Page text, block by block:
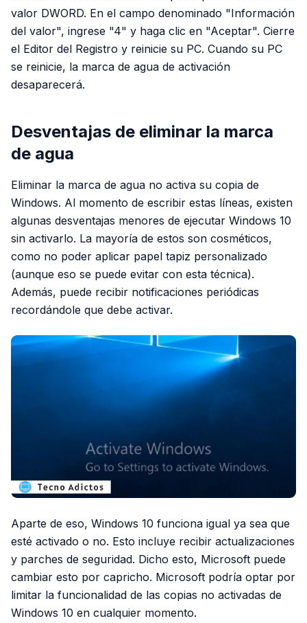
valor DWORD. En el campo denominado "Información
del valor", ingrese "4" y haga clic en "Aceptar". Cierre
el Editor del Registro y reinicie su PC. Cuando su PC
se reinicie, la marca de agua de activación
desaparecerá.
Desventajas de eliminar la marca
de agua
Eliminar la marca de agua no activa su copia de
Windows. Al momento de escribir estas líneas, existen
algunas desventajas menores de ejecutar Windows 10
sin activarlo. La mayoría de estos son cosméticos,
como no poder aplicar papel tapiz personalizado
(aunque eso se puede evitar con esta técnica).
Además, puede recibir notificaciones periódicas
recordándole que debe activar.
Aparte de eso, Windows 10 funciona igual ya sea que
esté activado o no. Esto incluye recibir actualizaciones
y parches de seguridad. Dicho esto, Microsoft puede
cambiar esto por capricho. Microsoft podría optar por
limitar la funcionalidad de las copias no activadas de
Windows 10 en cualquier momento.